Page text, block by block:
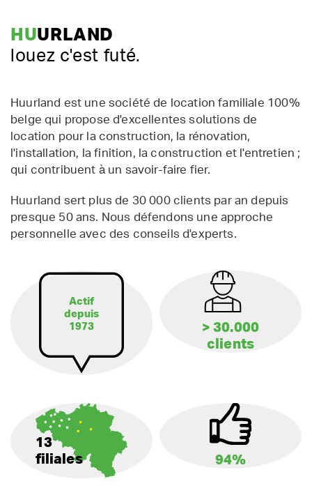
HUURLAND
louez c'est futé.
Huurland est une société de location familiale 100%
belge qui propose d'excellentes solutions de
location pour la construction, la rénovation,
l'installation, la finition, la construction et l'entretien ;
qui contribuent à un savoir-faire fier.
Huurland sert plus de 30 000 clients par an depuis
presque 50 ans. Nous défendons une approche
personnelle avec des conseils d'experts.
Actif
depuis
1973
> 30.000
clients
13
filiales
94%